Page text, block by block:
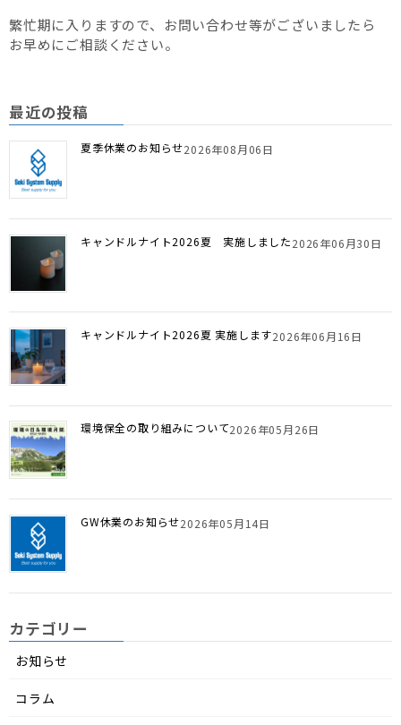
繁忙期に入りますので、お問い合わせ等がございましたら
お早めにご相談ください。
最近の投稿
夏季休業のお知らせ2026年08月06日
キャンドルナイト2026夏 実施しました2026年06月30日
キャンドルナイト2026夏 実施します2026年06月16日
環境保全の取り組みについて2026年05月26日
GW休業のお知らせ2026年05月14日
カテゴリー
お知らせ
コラム